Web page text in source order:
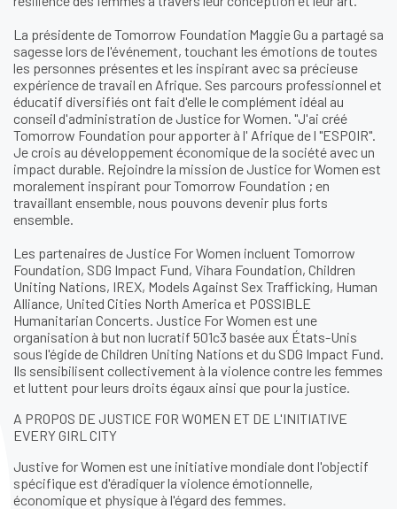
La présidente de Tomorrow Foundation Maggie Gu a partagé sa
sagesse lors de l'événement, touchant les émotions de toutes
les personnes présentes et les inspirant avec sa précieuse
expérience de travail en Afrique. Ses parcours professionnel et
éducatif diversifiés ont fait d'elle le complément idéal au
conseil d'administration de Justice for Women. "J'ai créé
Tomorrow Foundation pour apporter à l' Afrique de l "ESPOIR".
Je crois au développement économique de la société avec un
impact durable. Rejoindre la mission de Justice for Women est
moralement inspirant pour Tomorrow Foundation ; en
travaillant ensemble, nous pouvons devenir plus forts
ensemble.
Les partenaires de Justice For Women incluent Tomorrow
Foundation, SDG Impact Fund, Vihara Foundation, Children
Uniting Nations, IREX, Models Against Sex Trafficking, Human
Alliance, United Cities North America et POSSIBLE
Humanitarian Concerts. Justice For Women est une
organisation à but non lucratif 501c3 basée aux États-Unis
sous l'égide de Children Uniting Nations et du SDG Impact Fund.
Ils sensibilisent collectivement à la violence contre les femmes
et luttent pour leurs droits égaux ainsi que pour la justice.
A PROPOS DE JUSTICE FOR WOMEN ET DE L'INITIATIVE
EVERY GIRL CITY
Justive for Women est une initiative mondiale dont l'objectif
spécifique est d'éradiquer la violence émotionnelle,
économique et physique à l'égard des femmes.